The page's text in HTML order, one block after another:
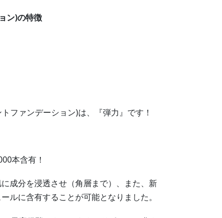
ン)の特徴
ァンデーション)は、『弾力』です！
本含有！
成分を浸透させ（角層まで）、また、新
ルに含有することが可能となりました。